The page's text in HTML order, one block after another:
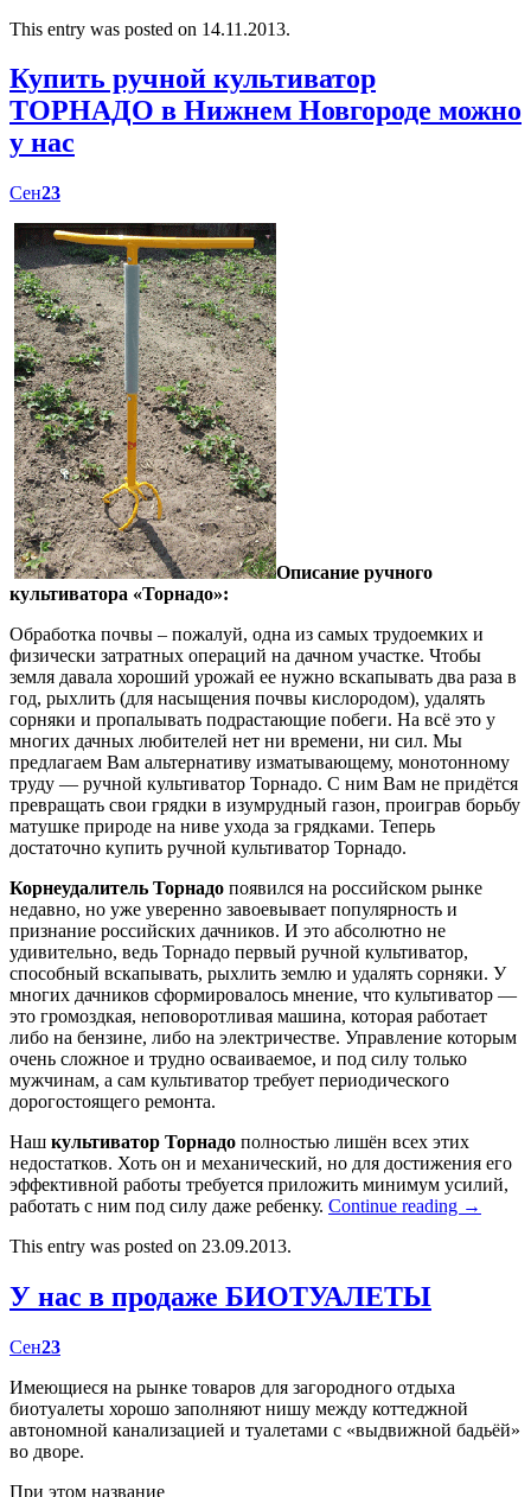
This entry was posted on 14.11.2013.
Купить ручной культиватор
ТОРНАДО в Нижнем Новгороде можно
у нас
Сен23
Описание ручного
культиватора «Торнадо»:
Обработка почвы – пожалуй, одна из самых трудоемких и
физически затратных операций на дачном участке. Чтобы
земля давала хороший урожай ее нужно вскапывать два раза в
год, рыхлить (для насыщения почвы кислородом), удалять
сорняки и пропалывать подрастающие побеги. На всё это у
многих дачных любителей нет ни времени, ни сил. Мы
предлагаем Вам альтернативу изматывающему, монотонному
труду — ручной культиватор Торнадо. С ним Вам не придётся
превращать свои грядки в изумрудный газон, проиграв борьбу
матушке природе на ниве ухода за грядками. Теперь
достаточно купить ручной культиватор Торнадо.
Корнеудалитель Торнадо появился на российском рынке
недавно, но уже уверенно завоевывает популярность и
признание российских дачников. И это абсолютно не
удивительно, ведь Торнадо первый ручной культиватор,
способный вскапывать, рыхлить землю и удалять сорняки. У
многих дачников сформировалось мнение, что культиватор —
это громоздкая, неповоротливая машина, которая работает
либо на бензине, либо на электричестве. Управление которым
очень сложное и трудно осваиваемое, и под силу только
мужчинам, а сам культиватор требует периодического
дорогостоящего ремонта.
Наш культиватор Торнадо полностью лишён всех этих
недостатков. Хоть он и механический, но для достижения его
эффективной работы требуется приложить минимум усилий,
работать с ним под силу даже ребенку. Continue reading →
This entry was posted on 23.09.2013.
У нас в продаже БИОТУАЛЕТЫ
Сен23
Имеющиеся на рынке товаров для загородного отдыха
биотуалеты хорошо заполняют нишу между коттеджной
автономной канализацией и туалетами с «выдвижной бадьёй»
во дворе.
При этом название